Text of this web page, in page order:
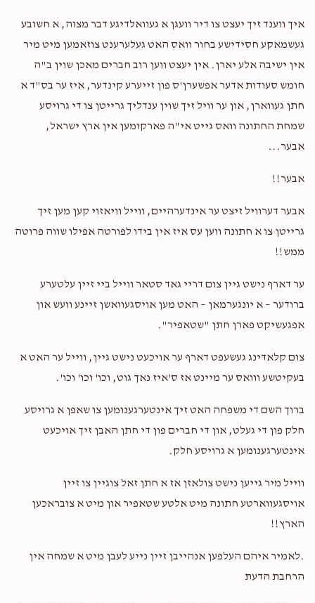
למעשה האב איך געפילט שלעכט, נאדיר!
Phone Donation
$10.00
האסט דיך איין געקויפט א מפטיר יונה!
איך ווענד זיך יעצט צו דיר וועגן א געוואלדיגע דבר מצוה, א חשובע
געשמאקע חסידישע בחור וואס האט געלערענט צוזאמען מיט מיר
אין ישיבה אלע יארן. אין יעצט ווען רוב חברים מאכן שוין ב"ה
חומש סעודות אדער אפשערן'ס פון זייערע קינדער, איז ער בס"ד א
חתן געווארן, און ער וויל זיך שוין ענדליך גרייטן צו די גרויסע
שמחת החתונה וואס גייט אי"ה פארקומען אין ארץ ישראל,
אבער...
אבער!!
אבער דערוויל זיצט ער אינדערהיים, ווייל וויאזוי קען מען זיך
גרייטן צו א חתונה ווען עס איז אין בידו לפורטה אפילו שווה פרוטה
ממש!!
ער דארף נישט גיין צום דריי גאד סטאר ווייל ביי זיין עלטערע
ברודער – א יונגערמאן – האט מען אויסגעוואשן זיינע וועש און
אפגעשיקט פארן חתן "שטאפיר".
צום קלאדינג געשעפט דארף ער אויכעט נישט גיין, ווייל ער האט א
בעקיטשע ווואס ער מיינט אז ס'איז נאך גוט, וכו' וכו' וכו'.
ברוך השם די משפחה האט זיך אינטערגענומען צו שאפן א גרויסע
חלק פון די געלט, און די חברים פון די חתן האבן זיך אויכעט
אינטערגענומען א גרויסע חלק.
ווייל מיר גייען נישט צולאזן אז א חתן זאל צוגיין צו זיין
אויסגעווארטע חתונה מיט אלטע שטאפיר און מיט א צובראכען
הארץ!!
.לאמיר איהם העלפען אנהייבן זיין נייע לעבן מיט א שמחה אין
הרחבת הדעת